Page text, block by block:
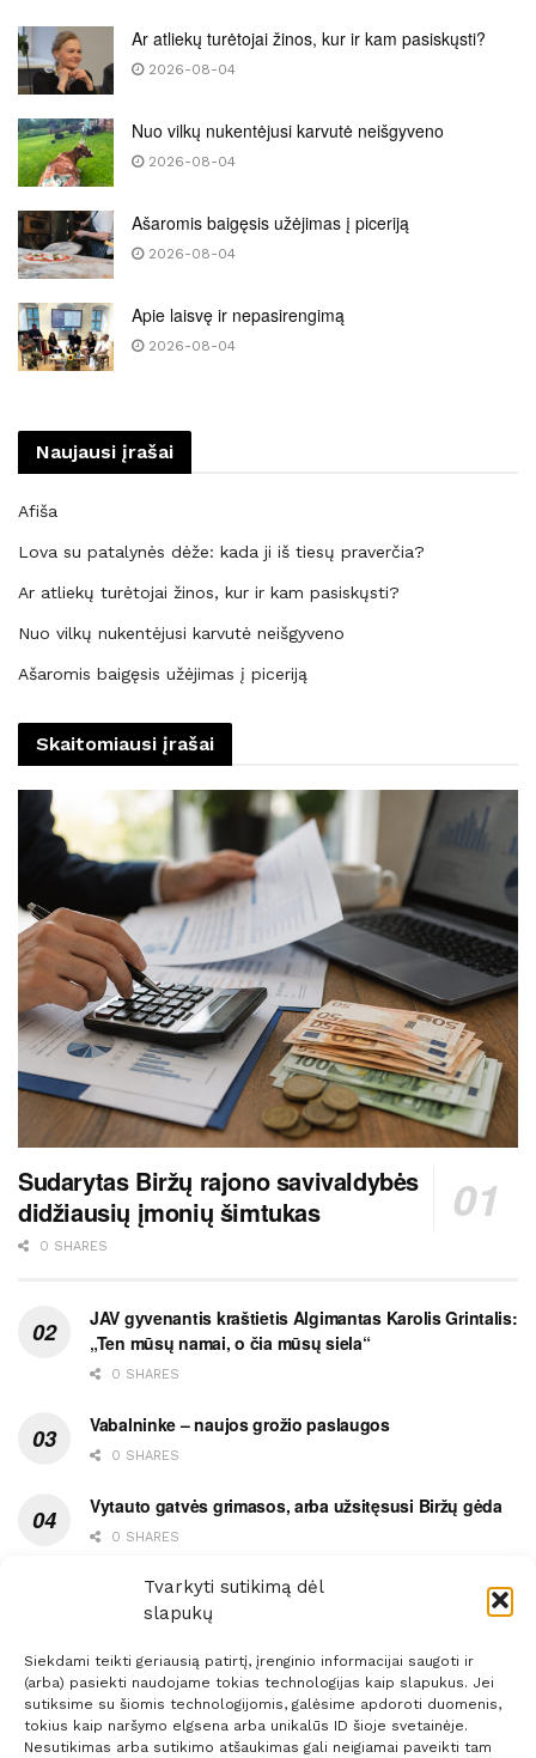
Tvarkyti sutikimą dėl
slapukų
Siekdami teikti geriausią patirtį, įrenginio informacijai saugoti ir
(arba) pasiekti naudojame tokias technologijas kaip slapukus. Jei
sutiksime su šiomis technologijomis, galėsime apdoroti duomenis,
tokius kaip naršymo elgsena arba unikalūs ID šioje svetainėje.
Nesutikimas arba sutikimo atšaukimas gali neigiamai paveikti tam
Ar atliekų turėtojai žinos, kur ir kam pasiskųsti?
2026-08-04
Nuo vilkų nukentėjusi karvutė neišgyveno
2026-08-04
Ašaromis baigęsis užėjimas į piceriją
2026-08-04
Apie laisvę ir nepasirengimą
2026-08-04
Naujausi įrašai
Afiša
Lova su patalynės dėže: kada ji iš tiesų praverčia?
Ar atliekų turėtojai žinos, kur ir kam pasiskųsti?
Nuo vilkų nukentėjusi karvutė neišgyveno
Ašaromis baigęsis užėjimas į piceriją
Skaitomiausi įrašai
Sudarytas Biržų rajono savivaldybės
didžiausių įmonių šimtukas
0 SHARES
JAV gyvenantis kraštietis Algimantas Karolis Grintalis:
„Ten mūsų namai, o čia mūsų siela“
0 SHARES
Vabalninke – naujos grožio paslaugos
0 SHARES
Vytauto gatvės grimasos, arba užsitęsusi Biržų gėda
0 SHARES
Pietų metas pažymėtas avarija
0 SHARES